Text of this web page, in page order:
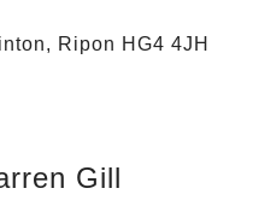
Ripon HG4 4JH
Gill